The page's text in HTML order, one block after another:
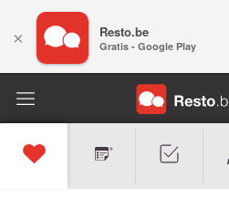
× Resto.be
Gratis - Google Play